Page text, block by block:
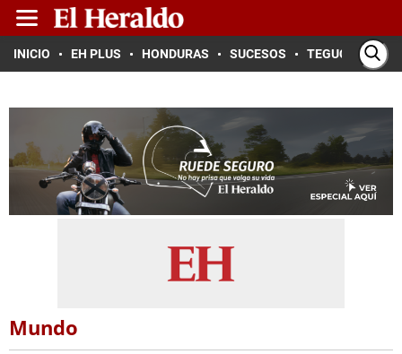
INICIO EH PLUS HONDURAS SUCESOS TEGUCIGALPA
Mundo